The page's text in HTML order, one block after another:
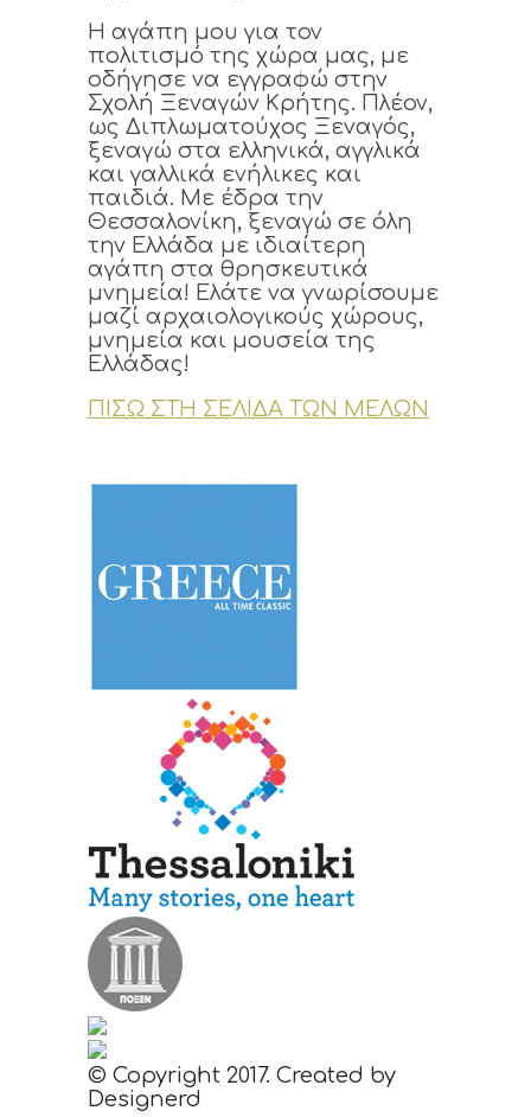
Η αγάπη μου για τον
πολιτισμό της χώρα μας, με
οδήγησε να εγγραφώ στην
Σχολή Ξεναγών Κρήτης. Πλέον,
ως Διπλωματούχος Ξεναγός,
ξεναγώ στα ελληνικά, αγγλικά
και γαλλικά ενήλικες και
παιδιά. Με έδρα την
Θεσσαλονίκη, ξεναγώ σε όλη
την Ελλάδα με ιδιαίτερη
αγάπη στα θρησκευτικά
μνημεία! Ελάτε να γνωρίσουμε
μαζί αρχαιολογικούς χώρους,
μνημεία και μουσεία της
Ελλάδας!
ΠΙΣΩ ΣΤΗ ΣΕΛΙΔΑ ΤΩΝ ΜΕΛΩΝ
© Copyright 2017. Created by
Designerd